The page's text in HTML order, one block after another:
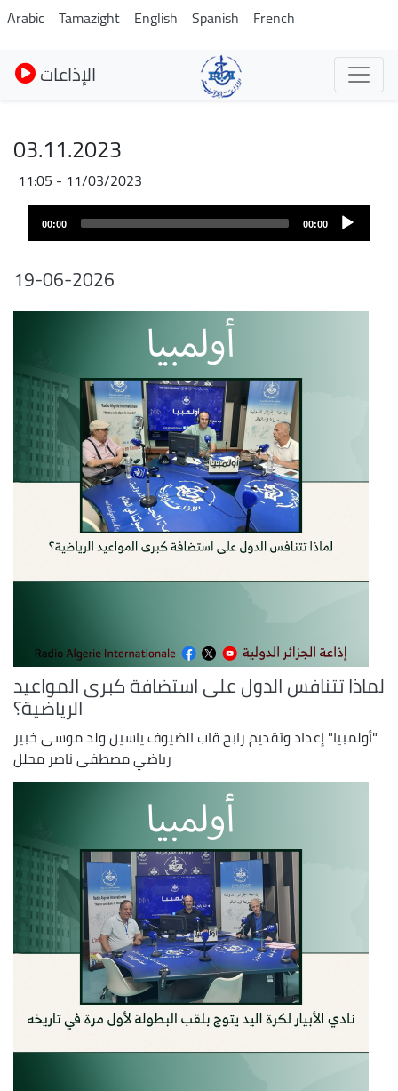
Skip
to
main
content
Arabic Tamazight English Spanish French
الإذاعات
03.11.2023
11/03/2023 - 11:05
00:00
00:00
19-06-2026
لماذا تتنافس الدول على استضافة كبرى المواعيد
الرياضية؟
"أولمبيا" إعداد وتقديم رابح قاب الضيوف ياسين ولد موسى خبير
رياضي مصطفى ناصر محلل